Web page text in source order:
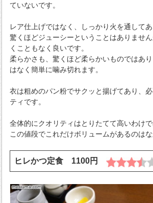
ていないです。
レア仕上げではなく、しっかり火を通してあ
驚くほどジューシーということはありませ
くこともなく良いです。
柔らかさも、驚くほど柔らかいものではあ
はなく簡単に噛み切れます。
衣は粗めのパン粉でサクッと揚げてあり、
ティです。
全体的にクオリティはとりたてて高いわけで
この値段でこれだけボリュームがあるのはな
ヒレかつ定食 1100円